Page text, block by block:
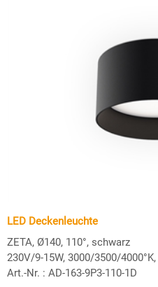
LED Deckenleuchte
ZETA, Ø140, 110°, schwarz
230V/9-15W, 3000/3500/
Art.-Nr. : AD-163-9P3-110-1D